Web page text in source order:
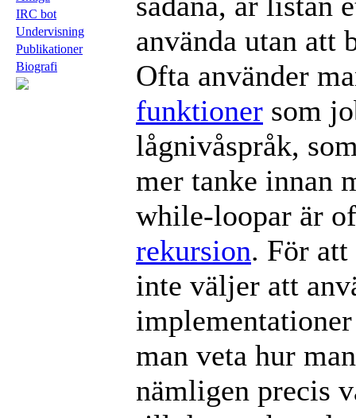
IRC bot
Undervisning
Publikationer
Biografi
använda utan att
Ofta använder
funktioner som
lågnivåspråk,
mer tanke innan
while-loopar är
rekursion. För
inte väljer att
man veta hur
nämligen precis